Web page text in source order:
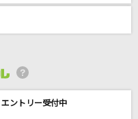
ントリー受付中